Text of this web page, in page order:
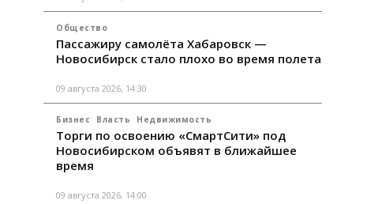
Общество
Пассажиру самолёта Хабаровск —
Новосибирск стало плохо во время полета
09 августа 2026, 14:30
Бизнес Власть Недвижимость
Торги по освоению «СмартСити» под
Новосибирском объявят в ближайшее
время
09 августа 2026, 14:00